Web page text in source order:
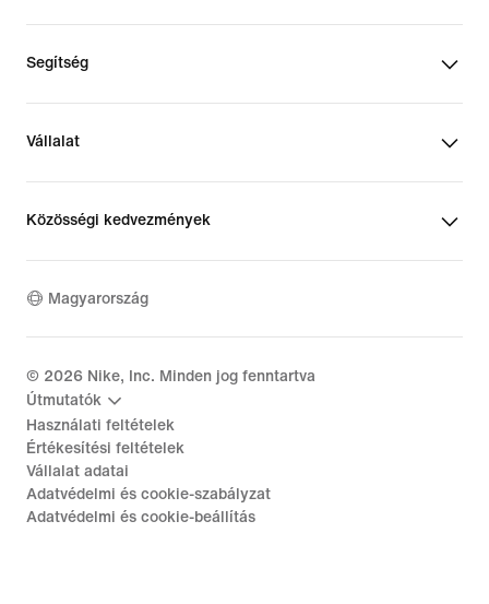
Segítség
Vállalat
Közösségi kedvezmények
Magyarország
© 2026 Nike, Inc. Minden jog fenntartva
Útmutatók
Használati feltételek
Értékesítési feltételek
Vállalat adatai
Adatvédelmi és cookie-szabályzat
Adatvédelmi és cookie-beállítás